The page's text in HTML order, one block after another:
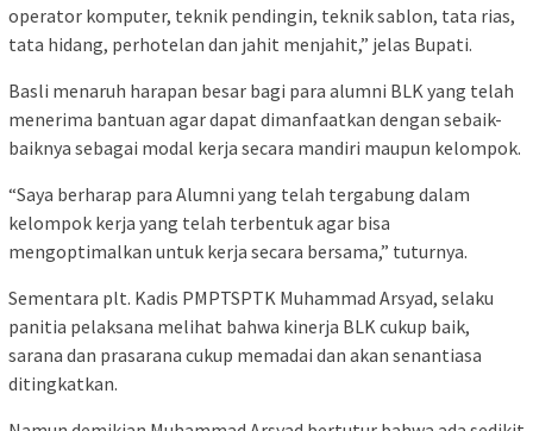
operator komputer, teknik pendingin, teknik sablon, tata rias,
tata hidang, perhotelan dan jahit menjahit,” jelas Bupati.
Basli menaruh harapan besar bagi para alumni BLK yang telah
menerima bantuan agar dapat dimanfaatkan dengan sebaik-
baiknya sebagai modal kerja secara mandiri maupun kelompok.
“Saya berharap para Alumni yang telah tergabung dalam
kelompok kerja yang telah terbentuk agar bisa
mengoptimalkan untuk kerja secara bersama,” tuturnya.
Sementara plt. Kadis PMPTSPTK Muhammad Arsyad, selaku
panitia pelaksana melihat bahwa kinerja BLK cukup baik,
sarana dan prasarana cukup memadai dan akan senantiasa
ditingkatkan.